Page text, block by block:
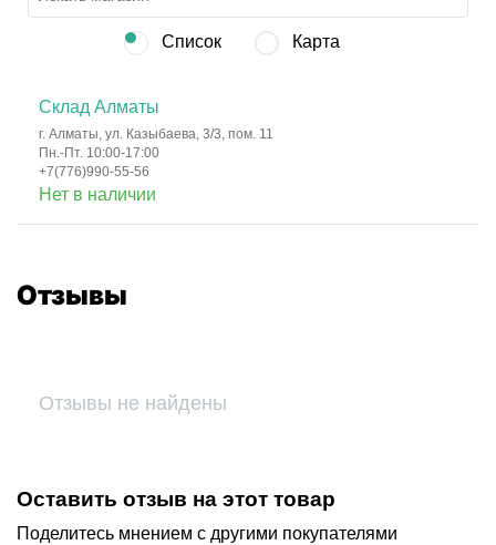
Список Карта
Склад Алматы
г. Алматы, ул. Казыбаева, 3/3, пом. 11
Пн.-Пт. 10:00-17:00
+7(776)990-55-56
Нет в наличии
Отзывы
Отзывы не найдены
Оставить отзыв на этот товар
Поделитесь мнением с другими покупателями